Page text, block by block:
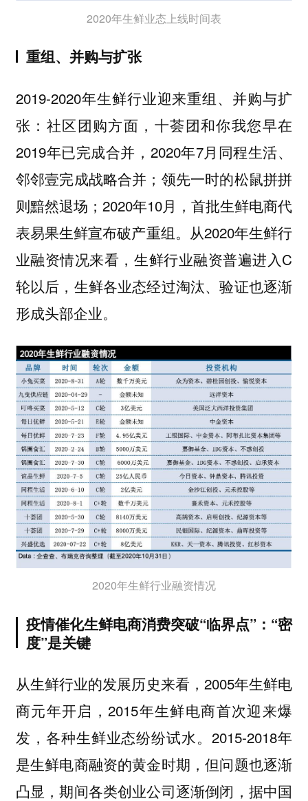
2020年生鲜业态上线时间表
重组、并购与扩张
2019-2020年生鲜行业迎来重组、并购与扩
张：社区团购方面，十荟团和你我您早在
2019年已完成合并，2020年7月同程生活、
邻邻壹完成战略合并；领先一时的松鼠拼拼
则黯然退场；2020年10月，首批生鲜电商代
表易果生鲜宣布破产重组。从2020年生鲜行
业融资情况来看，生鲜行业融资普遍进入C
轮以后，生鲜各业态经过淘汰、验证也逐渐
形成头部企业。
2020年生鲜行业融资情况
疫情催化生鲜电商消费突破“临界点”：“密
度”是关键
从生鲜行业的发展历史来看，2005年生鲜电
商元年开启，2015年生鲜电商首次迎来爆
发，各种生鲜业态纷纷试水。2015-2018年
是生鲜电商融资的黄金时期，但问题也逐渐
凸显，期间各类创业公司逐渐倒闭，据中国